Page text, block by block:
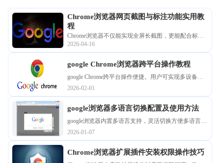
Chrome浏览器网页截图与标注功能实用教
程
Chrome浏览器不仅能实现全屏长截图，更能配合标注
工具完成即时编辑。掌握利用开发者工具捕捉高分辨
简化了素材搜集与团队沟通流程，是编辑、设计及程
序开发人员提升协作效率与信息传递的必备工具。
2026-04-16
google Chrome浏览器跨平台操作教程
google Chrome跨平台操作便捷。用户可实现多设备数
据同步和书签管理，提升浏览器使用效率，保证不同
设备之间操作一致性，提高工作和生活便利性。
2026-02-01
google浏览器多语言切换配置及使用方法
google浏览器内置多语言支持，灵活切换方便多语言用
户浏览。本文详细说明多语言配置与快捷切换方法，
助力跨语言办公和学习。
2026-01-07
Chrome浏览器扩展插件安装权限操作技巧